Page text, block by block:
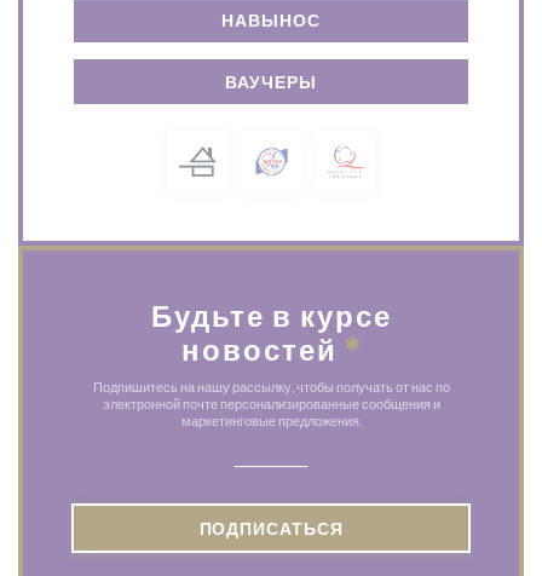
НАВЫНОС
ВАУЧЕРЫ
Будьте в курсе
новостей *
Подпишитесь на нашу рассылку, чтобы получать от нас по
электронной почте персонализированные сообщения и
маркетинговые предложения.
ПОДПИСАТЬСЯ